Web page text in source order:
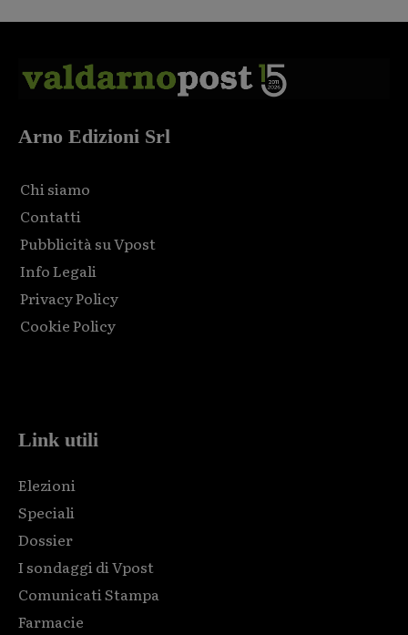
Arno Edizioni Srl
Chi siamo
Contatti
Pubblicità su Vpost
Info Legali
Privacy Policy
Cookie Policy
Link utili
Elezioni
Speciali
Dossier
I sondaggi di Vpost
Comunicati Stampa
Farmacie